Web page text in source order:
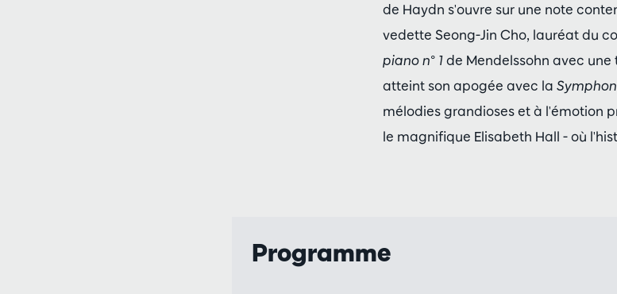
de Haydn s'ouvre sur une note
vedette Seong-Jin Cho, lauréat du
piano n° 1de Mendelssohn avec
atteint son apogée avec la
mélodies grandioses et à l'émotion
le magnifique Elisabeth Hall - où
Programme